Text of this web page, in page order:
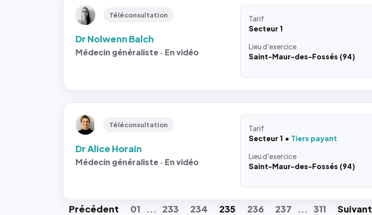
Téléconsultation
Dr Nolwenn Balch
Médecin généraliste · En vidéo
Tarif
Secteur 1
Lieud'exercice
Saint-Maur-des-Fossés (94)
Téléconsultation
Dr Alice Horain
Médecin généraliste · En vidéo
Tarif
Secteur 1
Tiers payant
Lieud'exercice
Saint-Maur-des-Fossés (94)
Précédent 01 ... 233 234 235 236 237 ... 311 Suivant